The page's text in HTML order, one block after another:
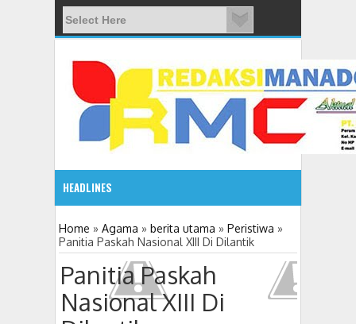
HEADLINES
08:03 AM
ADVETORIAL JONRU GANTIKAN MONO PIMPIN DPRD
Home » Agama » berita utama » Peristiwa »
Panitia Paskah Nasional XIII Di Dilantik
Panitia Paskah
Nasional XIII Di